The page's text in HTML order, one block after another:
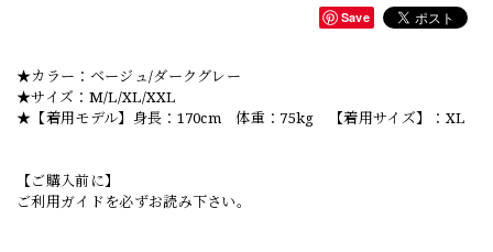
Save
★カラー：ベージュ/ダークグレー
★サイズ：M/L/XL/XXL
★【着用モデル】身長：170cm 体重：75kg 【着用サイズ】：XL
【ご購入前に】
ご利用ガイドを必ずお読み下さい。